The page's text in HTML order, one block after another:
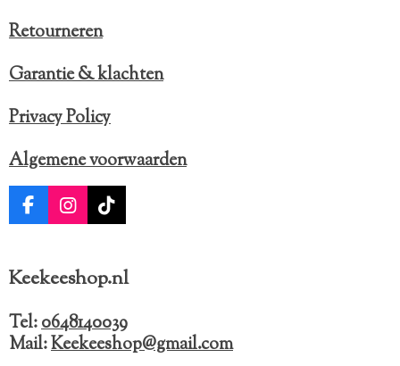
Retourneren
Garantie & klachten
Privacy Policy
Algemene voorwaarden
F
b
o
k
I
a
r
a
m
T
o
Keekeeshop.nl
Tel:0648140039
Mail:Keekeeshop@gmail.com